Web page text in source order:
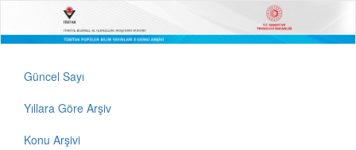
Güncel Sayı
Yıllara Göre Arşiv
Konu Arşivi